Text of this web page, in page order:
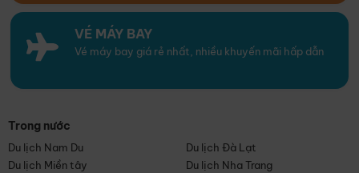
VÉ MÁY BAY
Vé máy bay giá rẻ nhất, nhiều khuyến mãi hấp dẫn
Trong nước
Du lịch Nam Du
Du lịch Đà Lạt
Du lịch Miền tây
Du lịch Nha Trang